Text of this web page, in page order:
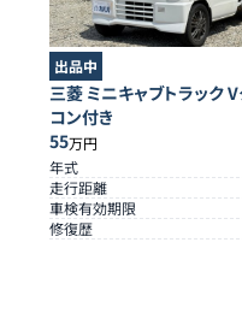
出品中
三菱 ミニキャブトラック
コン付き
55万円
年式
走行距離
車検有効期限
修復歴